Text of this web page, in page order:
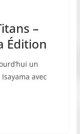
–
Édition
un
avec